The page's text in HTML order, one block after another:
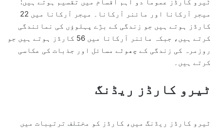
میجر آرکانا اور مائنر آرکانا۔ میجر آرکانا میں 22
کارڈز ہوتے ہیں جو زندگی کے بڑے پہلوؤں کی نمائندگی
کرتے ہیں، جبکہ مائنر آرکانا میں 56 کارڈز ہوتے ہیں جو
روزمرہ کی زندگی کے چھوٹے مسائل اور جذبات کی عکاسی
کرتے ہیں۔
ٹیرو کارڈز ریڈنگ
ٹیرو کارڈز ریڈنگ میں، کارڈز کو مختلف ترتیبات میں